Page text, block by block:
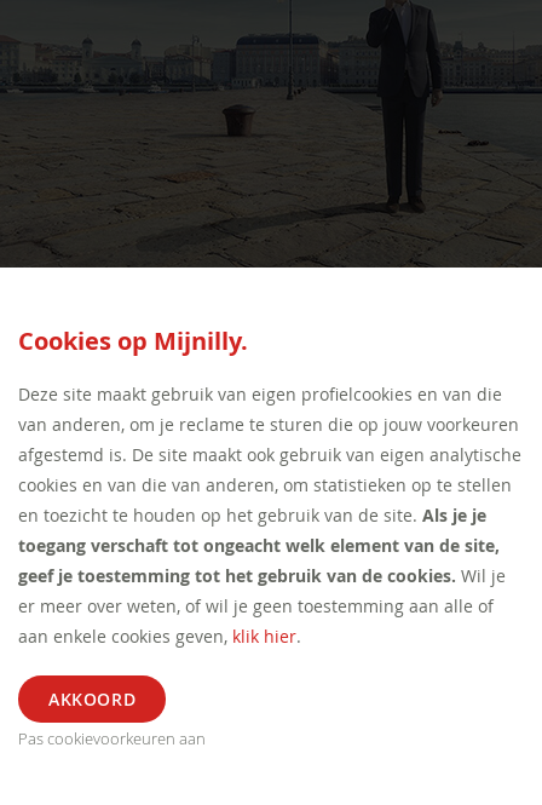
Cookies op Mijnilly.
Deze site maakt gebruik van eigen profielcookies en van die
van anderen, om je reclame te sturen die op jouw voorkeuren
afgestemd is. De site maakt ook gebruik van eigen analytische
cookies en van die van anderen, om statistieken op te stellen
en toezicht te houden op het gebruik van de site. Als je je
toegang verschaft tot ongeacht welk element van de site,
geef je toestemming tot het gebruik van de cookies. Wil je
er meer over weten, of wil je geen toestemming aan alle of
aan enkele cookies geven, klik hier.
Pas cookievoorkeuren aan